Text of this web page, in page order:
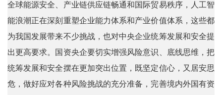
全球能源安全、产业链供应链畅通和国际贸易秩序，人工智
能浪潮正在深刻重塑企业能力体系和产业价值体系，这些都
为我国发展带来不少挑战，也对中央企业统筹发展和安全提
出更高要求。国资央企要切实增强风险意识、底线思维，把
统筹发展和安全摆在更加突出位置，既坚定信心，又居安思
危，做好应对各种风险挑战的充分准备，完善境内外国有资